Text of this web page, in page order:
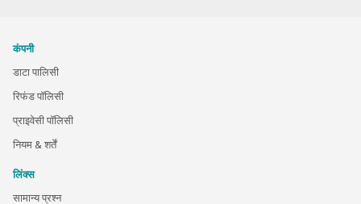
कंपनी
डाटा पालिसी
रिफंड पॉलिसी
प्राइवेसी पॉलिसी
नियम & शर्तें
लिंक्स
सामान्य प्रश्न